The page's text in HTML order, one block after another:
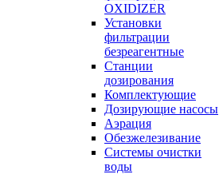
OXIDIZER
Установки
фильтрации
безреагентные
Станции
дозирования
Комплектующие
Дозирующие насосы
Аэрация
Обезжелезивание
Системы очистки
воды